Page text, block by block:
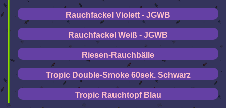
Rauchfackel Violett - JGWB
Rauchfackel Weiß - JGWB
Riesen-Rauchbälle
Tropic Double-Smoke 60sek. Schwarz
Tropic Rauchtopf Blau